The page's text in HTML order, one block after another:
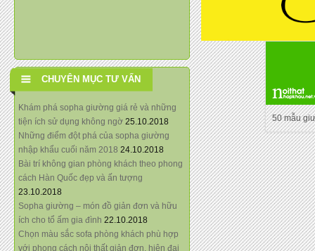
CHUYÊN MỤC TƯ VẤN
Khám phá sopha giường giá rẻ và những
tiện ích sử dụng không ngờ 25.10.2018
Những điểm đột phá của sopha giường
nhập khẩu cuối năm 2018 24.10.2018
Bài trí không gian phòng khách theo phong
cách Hàn Quốc đẹp và ấn tượng
23.10.2018
Sopha giường – món đồ giản đơn và hữu
ích cho tổ ấm gia đình 22.10.2018
Chọn màu sắc sofa phòng khách phù hợp
với phong cách nội thất giản đơn, hiện đại
50 mẫu